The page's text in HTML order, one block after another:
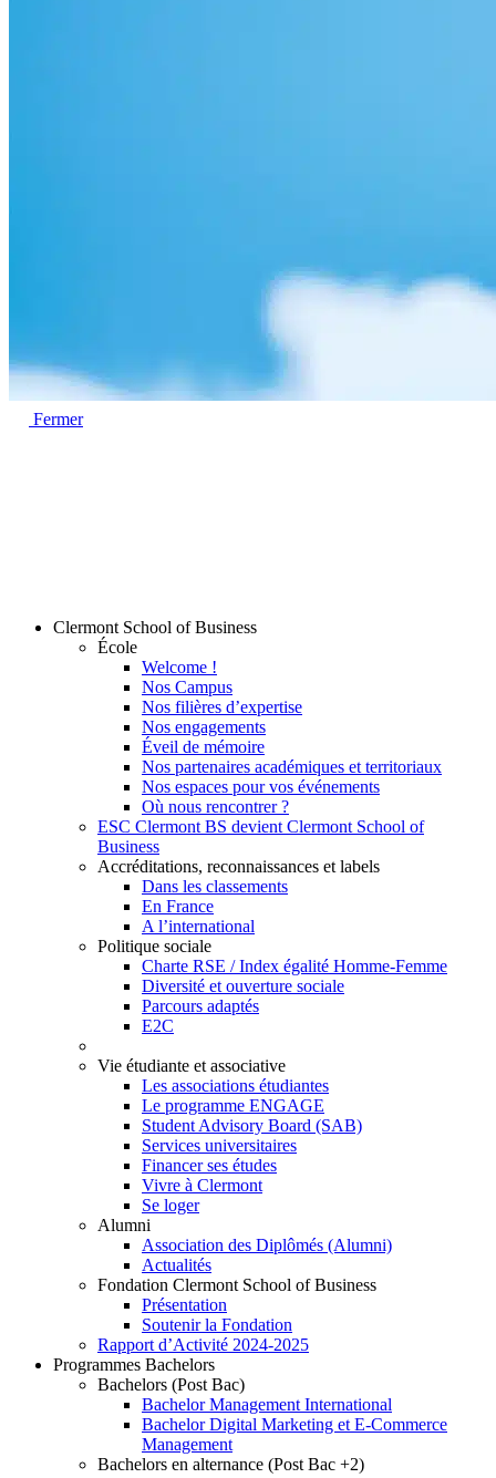
Fermer
Clermont School of Business
École
Welcome !
Nos Campus
Nos filières d’expertise
Nos engagements
Éveil de mémoire
Nos partenaires académiques et territoriaux
Nos espaces pour vos événements
Où nous rencontrer ?
ESC Clermont BS devient Clermont School of
Business
Accréditations, reconnaissances et labels
Dans les classements
En France
A l’international
Politique sociale
Charte RSE / Index égalité Homme-Femme
Diversité et ouverture sociale
Parcours adaptés
E2C
Vie étudiante et associative
Les associations étudiantes
Le programme ENGAGE
Student Advisory Board (SAB)
Services universitaires
Financer ses études
Vivre à Clermont
Se loger
Alumni
Association des Diplômés (Alumni)
Actualités
Fondation Clermont School of Business
Présentation
Soutenir la Fondation
Rapport d’Activité 2024-2025
Programmes Bachelors
Bachelors (Post Bac)
Bachelor Management International
Bachelor Digital Marketing et E-Commerce
Management
Bachelors en alternance (Post Bac +2)